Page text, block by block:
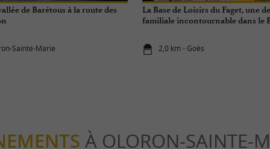
de Barétous à la route des
Sainte-Marie
La Base de Loisirs du Faget, une
familiale incontournable dans le
2,0 km - Goès
À OLORON-SAINTE-